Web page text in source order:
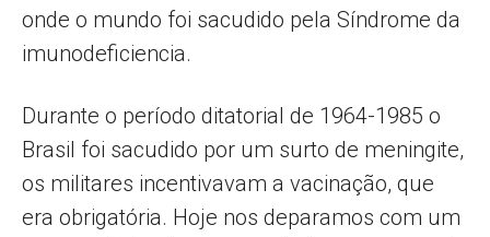
onde o mundo foi sacudido pela Síndrome da
imunodeficiencia.
Durante o período ditatorial de 1964-1985 o
Brasil foi sacudido por um surto de meningite,
os militares incentivavam a vacinação, que
era obrigatória. Hoje nos deparamos com um